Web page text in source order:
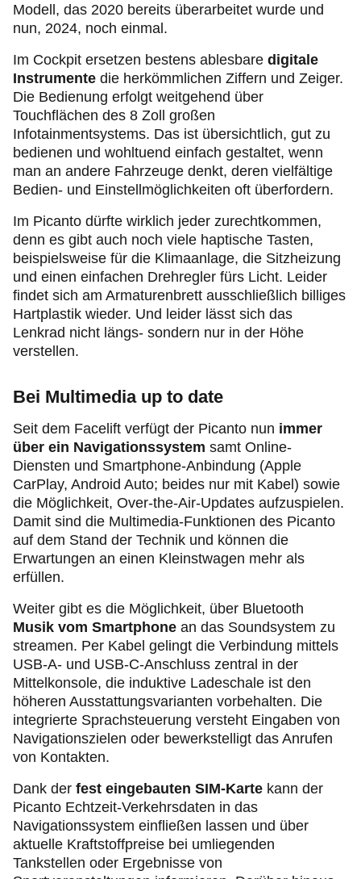
Modell, das 2020 bereits überarbeitet wurde und
nun, 2024, noch einmal.
Im Cockpit ersetzen bestens ablesbare digitale
Instrumente die herkömmlichen Ziffern und Zeiger.
Die Bedienung erfolgt weitgehend über
Touchflächen des 8 Zoll großen
Infotainmentsystems. Das ist übersichtlich, gut zu
bedienen und wohltuend einfach gestaltet, wenn
man an andere Fahrzeuge denkt, deren vielfältige
Bedien- und Einstellmöglichkeiten oft überfordern.
Im Picanto dürfte wirklich jeder zurechtkommen,
denn es gibt auch noch viele haptische Tasten,
beispielsweise für die Klimaanlage, die Sitzheizung
und einen einfachen Drehregler fürs Licht. Leider
findet sich am Armaturenbrett ausschließlich billiges
Hartplastik wieder. Und leider lässt sich das
Lenkrad nicht längs- sondern nur in der Höhe
verstellen.
Bei Multimedia up to date
Seit dem Facelift verfügt der Picanto nun immer
über ein Navigationssystem samt Online-
Diensten und Smartphone-Anbindung (Apple
CarPlay, Android Auto; beides nur mit Kabel) sowie
die Möglichkeit, Over-the-Air-Updates aufzuspielen.
Damit sind die Multimedia-Funktionen des Picanto
auf dem Stand der Technik und können die
Erwartungen an einen Kleinstwagen mehr als
erfüllen.
Weiter gibt es die Möglichkeit, über Bluetooth
Musik vom Smartphone an das Soundsystem zu
streamen. Per Kabel gelingt die Verbindung mittels
USB-A- und USB-C-Anschluss zentral in der
Mittelkonsole, die induktive Ladeschale ist den
höheren Ausstattungsvarianten vorbehalten. Die
integrierte Sprachsteuerung versteht Eingaben von
Navigationszielen oder bewerkstelligt das Anrufen
von Kontakten.
Dank der fest eingebauten SIM-Karte kann der
Picanto Echtzeit-Verkehrsdaten in das
Navigationssystem einfließen lassen und über
aktuelle Kraftstoffpreise bei umliegenden
Tankstellen oder Ergebnisse von